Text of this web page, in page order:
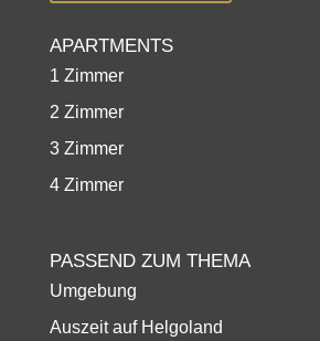
APARTMENTS
1 Zimmer
2 Zimmer
3 Zimmer
4 Zimmer
PASSEND ZUM THEMA
Umgebung
Auszeit auf Helgoland